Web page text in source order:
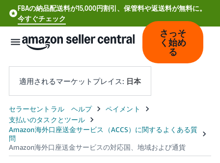
FBAの納品配送料が15,000円割引、保管料や返送料が無料に。
今すぐチェック
中
文
CN
さっそ
く始め
る
適用されるマーケットプレイス: 日本